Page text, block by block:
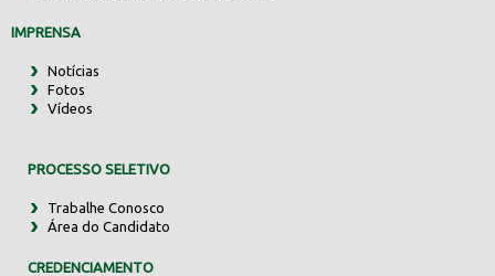
IMPRENSA
Notícias
Fotos
Vídeos
PROCESSO SELETIVO
Trabalhe Conosco
Área do Candidato
CREDENCIAMENTO